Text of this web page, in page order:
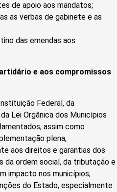
de apoio aos mandatos;
as verbas de gabinete e as
das emendas aos
e aos compromissos
Federal, da
Lei Orgânica dos Municípios
assim como
plena,
aos direitos e garantias dos
da ordem social, da tributação e
impacto nos municípios;
do Estado, especialmente